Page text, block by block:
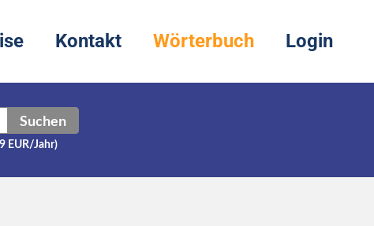
Kontakt Wörterbuch Login
Suchen
EUR/Jahr)